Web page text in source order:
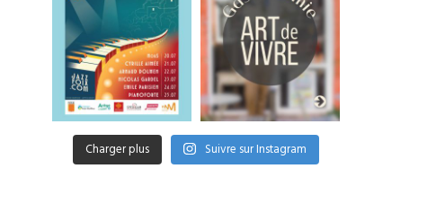
Charger plus Suivre sur Instagram